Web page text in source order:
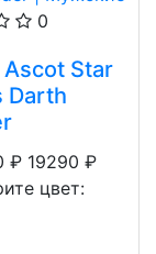
0
Ascot Star
Darth
₽ 19290 ₽
цвет: